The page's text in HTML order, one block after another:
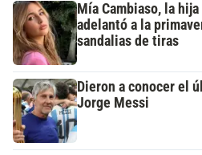
Mía Cambiaso, la
adelantó a la
sandalias de tiras
Dieron a conocer el
Jorge Messi